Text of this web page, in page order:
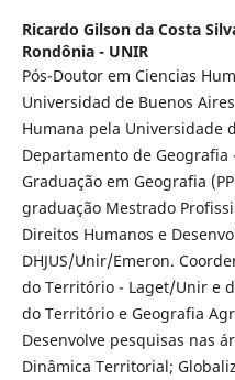
Ricardo Gilson da Costa
Rondônia - UNIR
Pós-Doutor em Ciencias
Universidad de Buenos
Humana pela Universidade
Departamento de Geografia
Graduação em Geografia
graduação Mestrado
Direitos Humanos e
DHJUS/Unir/Emeron.
do Território - Laget/Unir e
do Território e Geografia
Desenvolve pesquisas nas
Dinâmica Territorial;